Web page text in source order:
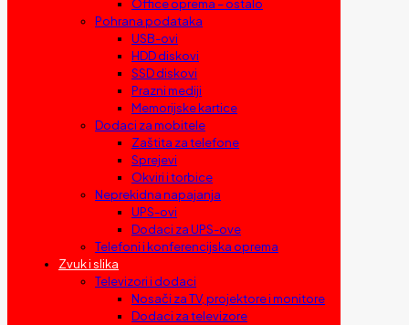
Office oprema – ostalo
Pohrana podataka
USB-ovi
HDD diskovi
SSD diskovi
Prazni mediji
Memorijske kartice
Dodaci za mobitele
Zaštita za telefone
Sprejevi
Okviri i torbice
Neprekidna napajanja
UPS-ovi
Dodaci za UPS-ove
Telefoni i konferencijska oprema
Zvuk i slika
Televizori i dodaci
Nosači za TV, projektore i monitore
Dodaci za televizore